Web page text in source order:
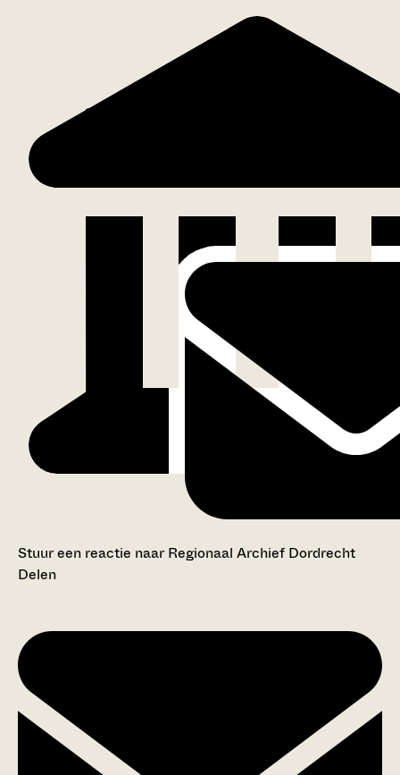
Stuur een reactie naar Regionaal Archief Dordrecht
Delen